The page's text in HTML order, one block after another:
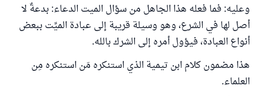
وعليه: فما فعله هذا الجاهل من سؤال الميت الدعاء: بدعةٌ لا
أصل لها في الشرع، وهو وسيلة قريبة إلى عبادة الميِّت ببعض
أنواع العبادة، فيؤول أمره إلى الشرك بالله.
هذا مضمون كلام ابن تيمية الذي استنكره مَن استنكره مِن
العلماء.